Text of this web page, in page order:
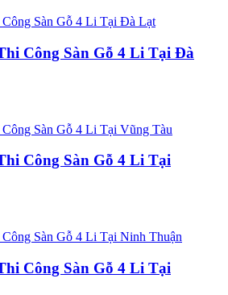
Công Sàn Gỗ 4 Li Tại Đà
Công Sàn Gỗ 4 Li Tại
Công Sàn Gỗ 4 Li Tại